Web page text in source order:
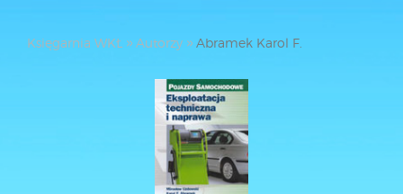
Księgarnia WKŁ Autorzy Abramek Karol F.